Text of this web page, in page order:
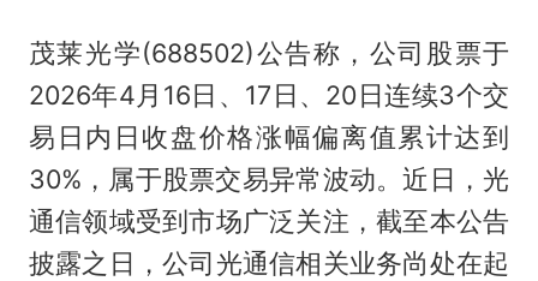
茂莱光学(688502)公告称，公司股票于
2026年4月16日、17日、20日连续3个交
易日内日收盘价格涨幅偏离值累计达到
30%，属于股票交易异常波动。近日，光
通信领域受到市场广泛关注，截至本公告
披露之日，公司光通信相关业务尚处在起